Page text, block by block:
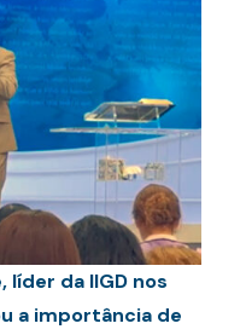
líder da IIGD nos
a importância de